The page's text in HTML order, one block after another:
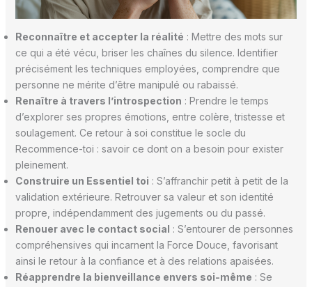
Reconnaître et accepter la réalité : Mettre des mots sur
ce qui a été vécu, briser les chaînes du silence. Identifier
précisément les techniques employées, comprendre que
personne ne mérite d’être manipulé ou rabaissé.
Renaître à travers l’introspection : Prendre le temps
d’explorer ses propres émotions, entre colère, tristesse et
soulagement. Ce retour à soi constitue le socle du
Recommence-toi : savoir ce dont on a besoin pour exister
pleinement.
Construire un Essentiel toi : S’affranchir petit à petit de la
validation extérieure. Retrouver sa valeur et son identité
propre, indépendamment des jugements ou du passé.
Renouer avec le contact social : S’entourer de personnes
compréhensives qui incarnent la Force Douce, favorisant
ainsi le retour à la confiance et à des relations apaisées.
Réapprendre la bienveillance envers soi-même : Se